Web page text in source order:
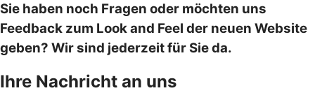
Sie haben noch Fragen oder möchten uns
Feedback zum Look and Feel der neuen Website
geben? Wir sind jederzeit für Sie da.
Ihre Nachricht an uns